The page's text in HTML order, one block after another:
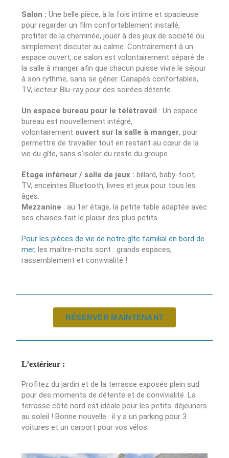
Salon : Une belle pièce, à la fois intime et spacieuse
pour regarder un film confortablement installé,
profiter de la cheminée, jouer à des jeux de société ou
simplement discuter au calme. Contrairement à un
espace ouvert, ce salon est volontairement séparé de
la salle à manger afin que chacun puisse vivre le séjour
à son rythme, sans se gêner. Canapés confortables,
TV, lecteur Blu-ray pour des soirées détente.
Un espace bureau pour le télétravail : Un espace
bureau est nouvellement intégré,
volontairement ouvert sur la salle à manger, pour
permettre de travailler tout en restant au cœur de la
vie du gîte, sans s’isoler du reste du groupe.
Étage inférieur / salle de jeux : billard, baby-foot,
TV, enceintes Bluetooth, livres et jeux pour tous les
âges.
Mezzanine : au 1er étage, la petite table adaptée avec
ses chaises fait le plaisir des plus petits.
Pour les pièces de vie de notre gîte familial en bord de
mer, les maître-mots sont : grands espaces,
rassemblement et convivialité !
RÉSERVER MAINTENANT
L’extérieur :
Profitez du jardin et de la terrasse exposés plein sud
pour des moments de détente et de convivialité. La
terrasse côté nord est idéale pour les petits-déjeuners
au soleil ! Bonne nouvelle : il y a un parking pour 3
voitures et un carport pour vos vélos.